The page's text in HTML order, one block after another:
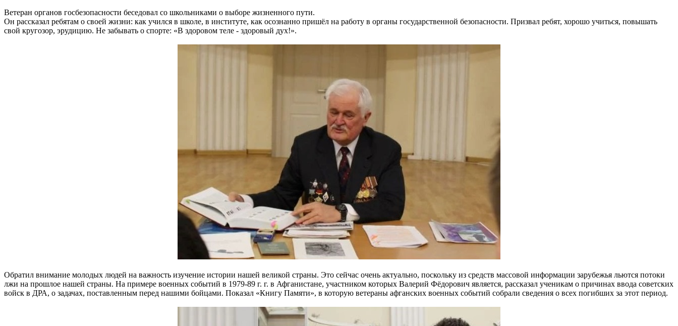
Ветеран органов госбезопасности беседовал со школьниками о выборе жизненного пути.
Он рассказал ребятам о своей жизни: как учился в школе, в институте, как осознанно пришёл на работу в органы государственной безопасности. Призвал ребят, хорошо учиться, повышать
свой кругозор, эрудицию. Не забывать о спорте: «В здоровом теле - здоровый дух!».
Обратил внимание молодых людей на важность изучение истории нашей великой страны. Это сейчас очень актуально, поскольку из средств массовой информации зарубежья льются потоки
лжи на прошлое нашей страны. На примере военных событий в 1979-89 г. г. в Афганистане, участником которых Валерий Фёдорович является, рассказал ученикам о причинах ввода советских
войск в ДРА, о задачах, поставленным перед нашими бойцами. Показал «Книгу Памяти», в которую ветераны афганских военных событий собрали сведения о всех погибших за этот период.